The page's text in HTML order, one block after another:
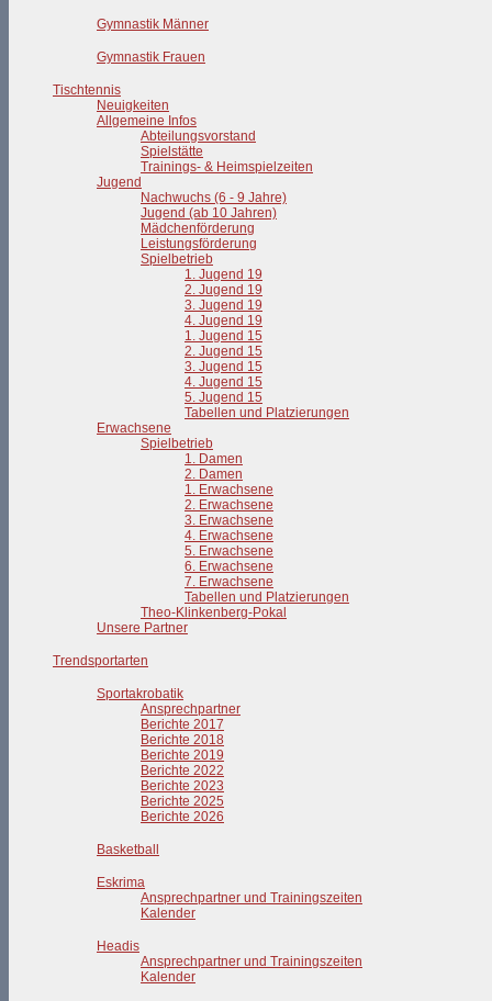
Gymnastik Männer
Gymnastik Frauen
Tischtennis
Neuigkeiten
Allgemeine Infos
Abteilungsvorstand
Spielstätte
Trainings- & Heimspielzeiten
Jugend
Nachwuchs (6 - 9 Jahre)
Jugend (ab 10 Jahren)
Mädchenförderung
Leistungsförderung
Spielbetrieb
1. Jugend 19
2. Jugend 19
3. Jugend 19
4. Jugend 19
1. Jugend 15
2. Jugend 15
3. Jugend 15
4. Jugend 15
5. Jugend 15
Tabellen und Platzierungen
Erwachsene
Spielbetrieb
1. Damen
2. Damen
1. Erwachsene
2. Erwachsene
3. Erwachsene
4. Erwachsene
5. Erwachsene
6. Erwachsene
7. Erwachsene
Tabellen und Platzierungen
Theo-Klinkenberg-Pokal
Unsere Partner
Trendsportarten
Sportakrobatik
Ansprechpartner
Berichte 2017
Berichte 2018
Berichte 2019
Berichte 2022
Berichte 2023
Berichte 2025
Berichte 2026
Basketball
Eskrima
Ansprechpartner und Trainingszeiten
Kalender
Headis
Ansprechpartner und Trainingszeiten
Kalender